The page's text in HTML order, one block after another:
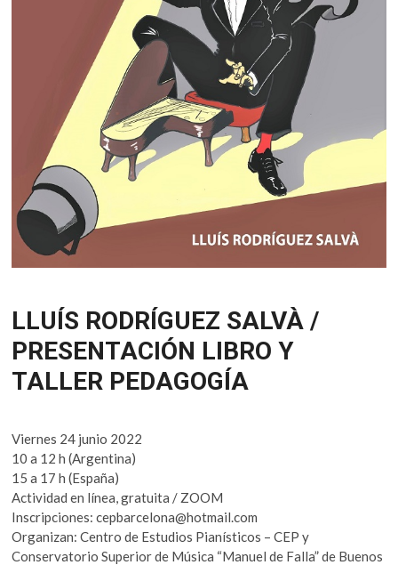
LLUÍS RODRÍGUEZ SALVÀ /
PRESENTACIÓN LIBRO Y
TALLER PEDAGOGÍA
Viernes 24 junio 2022
10 a 12 h (Argentina)
15 a 17 h (España)
Actividad en línea, gratuita / ZOOM
Inscripciones: cepbarcelona@hotmail.com
Organizan: Centro de Estudios Pianísticos – CEP y
Conservatorio Superior de Música “Manuel de Falla” de Buenos